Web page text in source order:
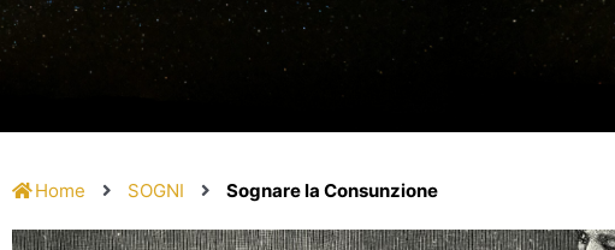
Home SOGNI Sognare la Consunzione